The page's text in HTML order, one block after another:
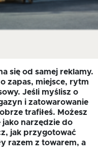
się od samej reklamy.
zapas, miejsce, rytm
Jeśli myślisz o
i zatowarowanie
trafiłeś. Możesz
jako narzędzie do
jak przygotować
razem z towarem, a